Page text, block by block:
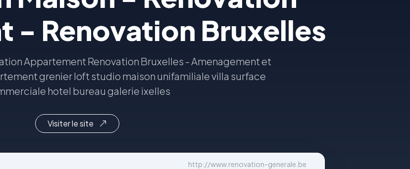
- Renovation Bruxelles
Appartement Renovation Bruxelles - Amenagement et
grenier loft studio maison unifamiliale villa surface
hotel bureau galerie ixelles
Visiter le site
http://www.renovation-generale.be